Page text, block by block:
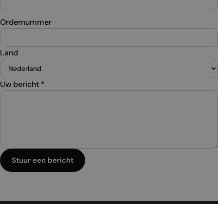
Ordernummer
Land
Uw bericht *
Stuur een bericht